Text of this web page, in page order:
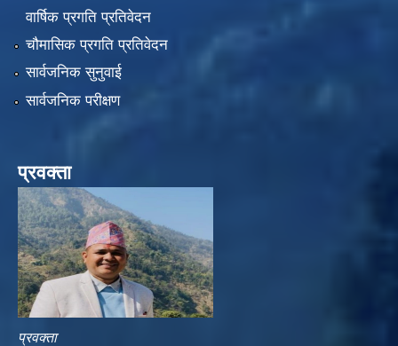
वार्षिक प्रगति प्रतिवेदन
चौमासिक प्रगति प्रतिवेदन
सार्वजनिक सुनुवाई
सार्वजनिक परीक्षण
प्रवक्ता
प्रवक्ता